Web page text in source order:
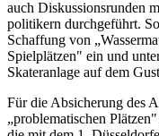
auch Diskussionsrunden
politikern durchgeführt.
Schaffung von
Spielplätzen" ein und
Skateranlage auf dem
Für die Absicherung des
„problematischen